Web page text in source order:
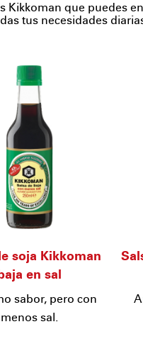
Kikkoman que puedes
tus necesidades
soja Kikkoman
en sal
sabor, pero con
menos sal.